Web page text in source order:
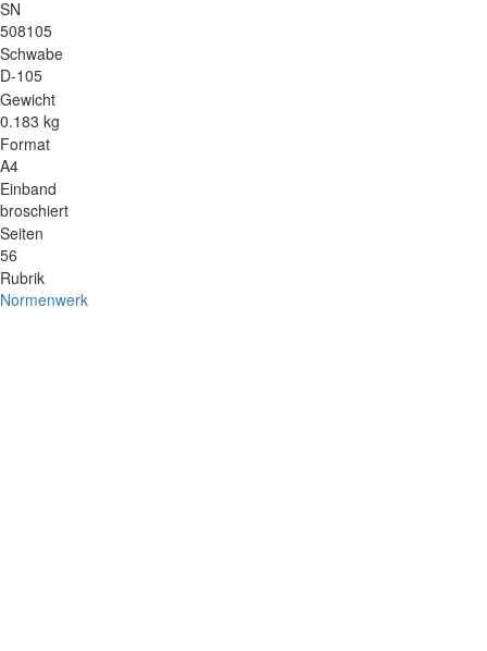
SN
508105
Schwabe
D-105
Gewicht
0.183 kg
Format
A4
Einband
broschiert
Seiten
56
Rubrik
Normenwerk